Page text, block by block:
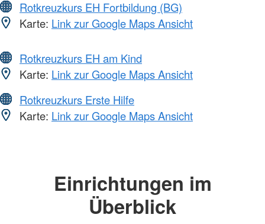
Rotkreuzkurs EH Fortbildung (BG)
Karte: Link zur Google Maps Ansicht
Rotkreuzkurs EH am Kind
Karte: Link zur Google Maps Ansicht
Rotkreuzkurs Erste Hilfe
Karte: Link zur Google Maps Ansicht
Einrichtungen im
Überblick